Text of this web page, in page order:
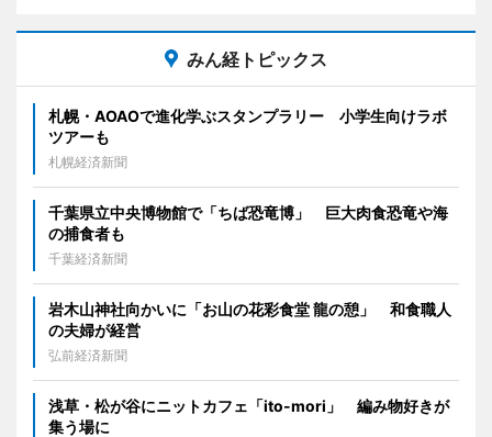
みん経トピックス
札幌・AOAOで進化学ぶスタンプラリー 小学生向けラボ
ツアーも
札幌経済新聞
千葉県立中央博物館で「ちば恐竜博」 巨大肉食恐竜や海
の捕食者も
千葉経済新聞
岩木山神社向かいに「お山の花彩食堂 龍の憩」 和食職人
の夫婦が経営
弘前経済新聞
浅草・松が谷にニットカフェ「ito-mori」 編み物好きが
集う場に